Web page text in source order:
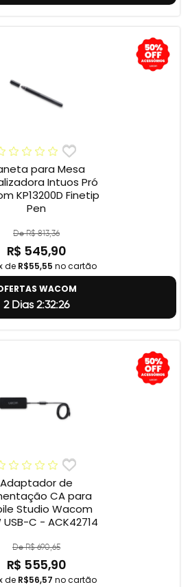
para Mesa
Intuos Pró
KP13200D Finetip
Pen
De R$ 813,36
R$ 545,90
de R$55,55 no cartão
WACOM
2 Dias 2:32:25
Adaptador de
CA para
Studio Wacom
USB-C - ACK42714
De R$ 690,65
R$ 555,90
de R$56,57 no cartão